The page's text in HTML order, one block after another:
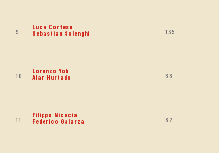
9
Luca Cortese
Sebastian Solenghi
135
10
Lorenzo Yob
Alan Hurtado
88
11
Filippo Nicocia
Federico Galarza
82